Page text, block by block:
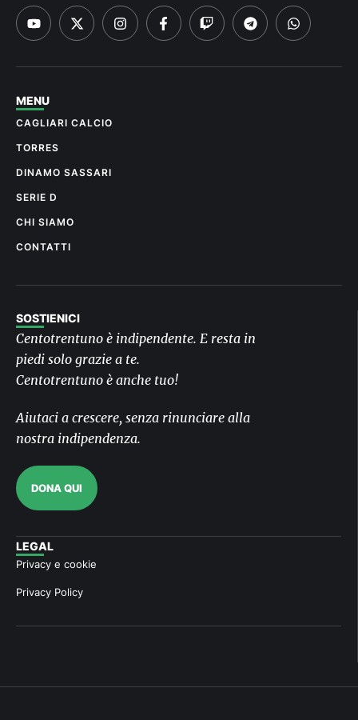
MENU
CAGLIARI CALCIO
TORRES
DINAMO SASSARI
SERIE D
CHI SIAMO
CONTATTI
SOSTIENICI
Centotrentuno è indipendente. E resta in
piedi solo grazie a te.
Centotrentuno è anche tuo!
Aiutaci a crescere, senza rinunciare alla
nostra indipendenza.
DONA QUI
LEGAL
Privacy e cookie
Privacy Policy